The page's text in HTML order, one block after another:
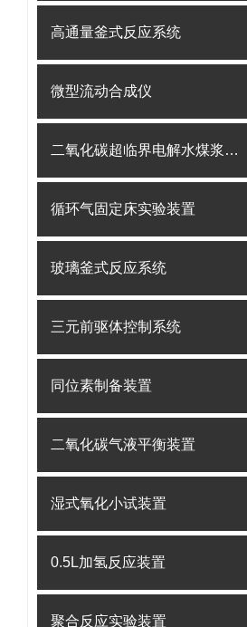
高通量釜式反应系统
微型流动合成仪
二氧化碳超临界电解水煤浆制甲烷装置
循环气固定床实验装置
玻璃釜式反应系统
三元前驱体控制系统
同位素制备装置
二氧化碳气液平衡装置
湿式氧化小试装置
0.5L加氢反应装置
聚合反应实验装置